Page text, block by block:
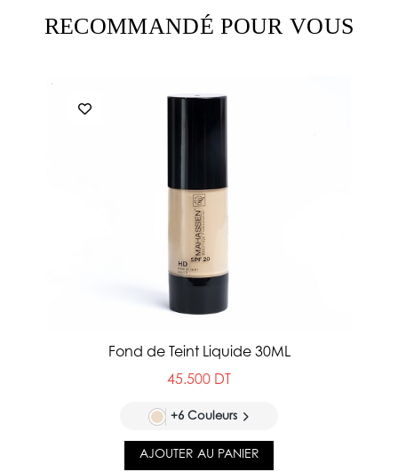
RECOMMANDÉ POUR VOUS
Fond de Teint Liquide 30ML
45.500 DT
+6 Couleurs
AJOUTER AU PANIER